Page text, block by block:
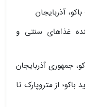
آذربایجان
غذاهای سنتی و
جمهوری آذربایجان
از متروپارک تا